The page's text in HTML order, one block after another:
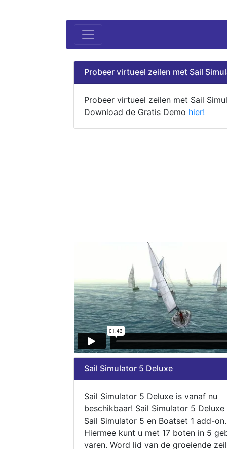
Probeer virtueel zeilen met Sail
Probeer virtueel zeilen met Sail
Download de Gratis Demo hier!
Sail Simulator 5 Deluxe
Sail Simulator 5 Deluxe is vanaf nu
beschikbaar! Sail Simulator 5
Sail Simulator 5 en Boatset 1 add-on.
Hiermee kunt u met 17 boten in 5
varen. Word lid van de groeiende zeil